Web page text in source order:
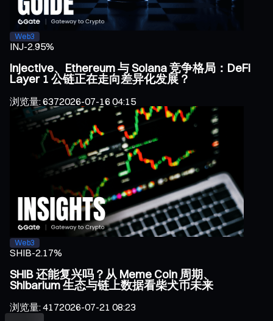
Web3
INJ-2.95%
Injective、Ethereum 与 Solana 竞争格局：DeFi
Layer 1 公链正在走向差异化发展？
浏览量:6372026-07-16 04:15
Web3
SHIB-2.17%
SHIB 还能复兴吗？从 Meme Coin 周期、
Shibarium 生态与链上数据看柴犬币未来
浏览量:4172026-07-21 08:23